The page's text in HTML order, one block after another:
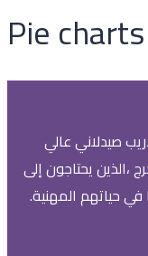
Pie charts
صيدلاني عالي
،الذين يحتاجون إلى
في حياتهم المهنية.